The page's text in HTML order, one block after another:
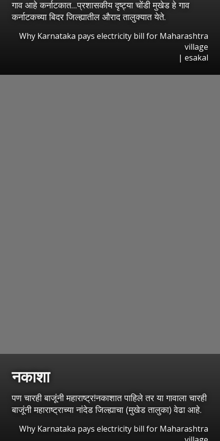
गाव आहे कर्नाटकात...प्रशासकीय दृष्ट्या चोंडी मुखेड हे गाव
कर्नाटकच्या बिदर जिल्ह्यातील औराद तालुक्यात येते.
Why Karnataka pays electricity bill for Maharashtra
village
| esakal
नकाशा
पण चारही बाजूंनी महाराष्ट्र!नकाशात पाहिले तर या गावाला चारही
बाजूंनी महाराष्ट्राच्या नांदेड जिल्ह्याचा (मुखेड तालुका) वेढा आहे.
Why Karnataka pays electricity bill for Maharashtra